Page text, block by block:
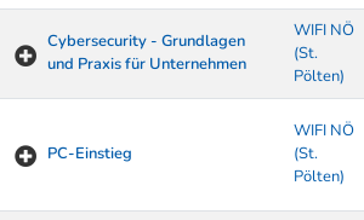
Cybersecurity - Grundlagen
und Praxis für Unternehmen
WIFI NÖ
(St.
Pölten)
PC-Einstieg
WIFI NÖ
(St.
Pölten)